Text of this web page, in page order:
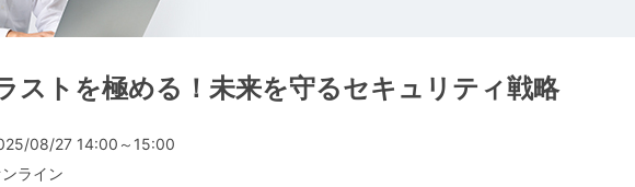
ストを極める！未来を守るセキュリティ戦略
08/27 14:00～15:00
ライン